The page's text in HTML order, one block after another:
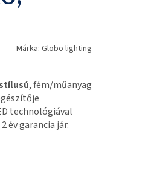
Márka: Globo lighting
, fém/műanyag
technológiával
év garancia jár.